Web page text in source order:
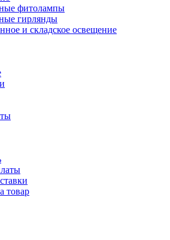
фитолампы
гирлянды
и складское освещение
товар